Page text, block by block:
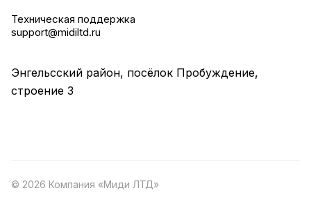
Техническая поддержка
support@midiltd.ru
Энгельсский район, посёлок Пробуждение,
строение 3
© 2026 Компания «Миди ЛТД»